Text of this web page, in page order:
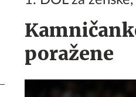
poražene